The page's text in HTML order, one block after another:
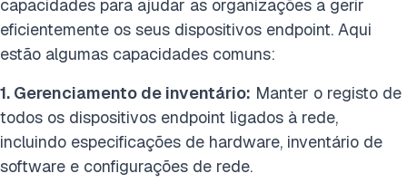
capacidades para ajudar as organizações a gerir
eficientemente os seus dispositivos endpoint. Aqui
estão algumas capacidades comuns:
1. Gerenciamento de inventário: Manter o registo de
todos os dispositivos endpoint ligados à rede,
incluindo especificações de hardware, inventário de
software e configurações de rede.